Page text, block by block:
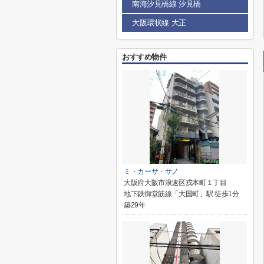
南海汐見橋線 汐見橋
大阪環状線 大正
おすすめ物件
ミ・カーサ・サノ
大阪府大阪市浪速区戎本町１丁目
地下鉄御堂筋線「大国町」駅 徒歩1分
築29年